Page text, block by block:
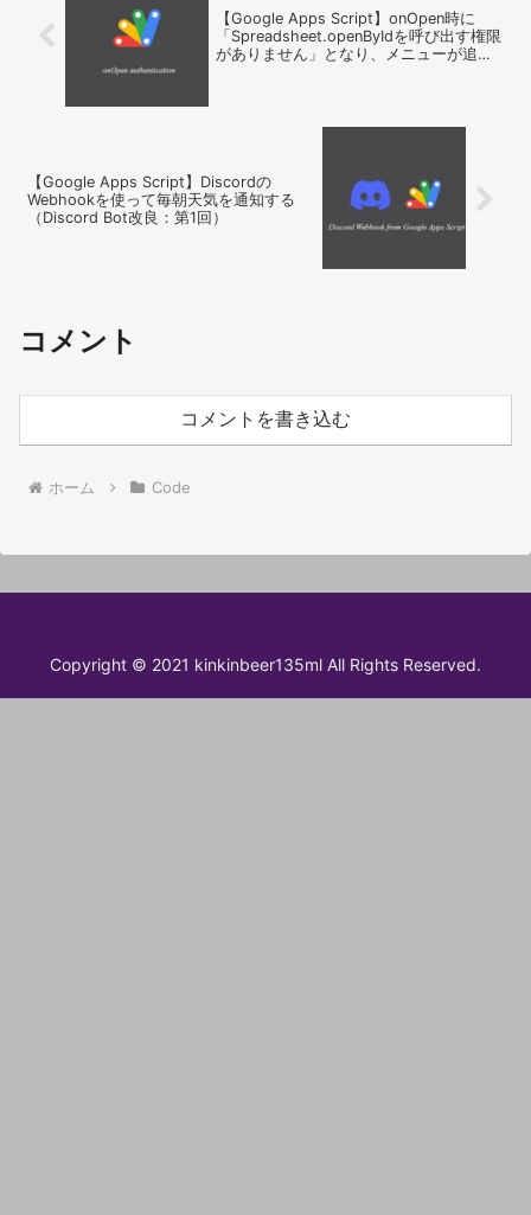
【Google Apps Script】onOpen時に
「Spreadsheet.openByIdを呼び出す権限
がありません」となり、メニューが追加
【Google Apps Script】Discordの
Webhookを使って毎朝天気を通知する
（Discord Bot改良：第1回）
コメント
コメントを書き込む
ホーム Code
Copyright © 2021 kinkinbeer135ml All Rights Reserved.